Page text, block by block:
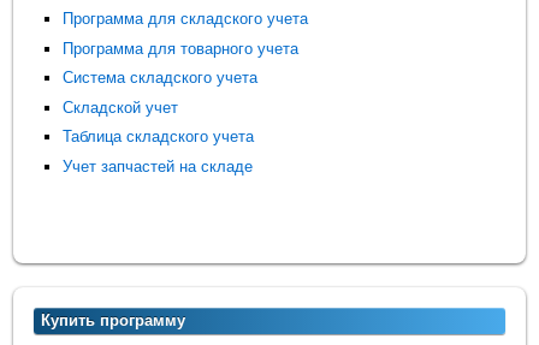
Программа для складского учета
Программа для товарного учета
Система складского учета
Складской учет
Таблица складского учета
Учет запчастей на складе
Купить программу